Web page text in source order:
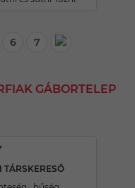
6 7
GÁBORTELEP
TÁRSKERESŐ